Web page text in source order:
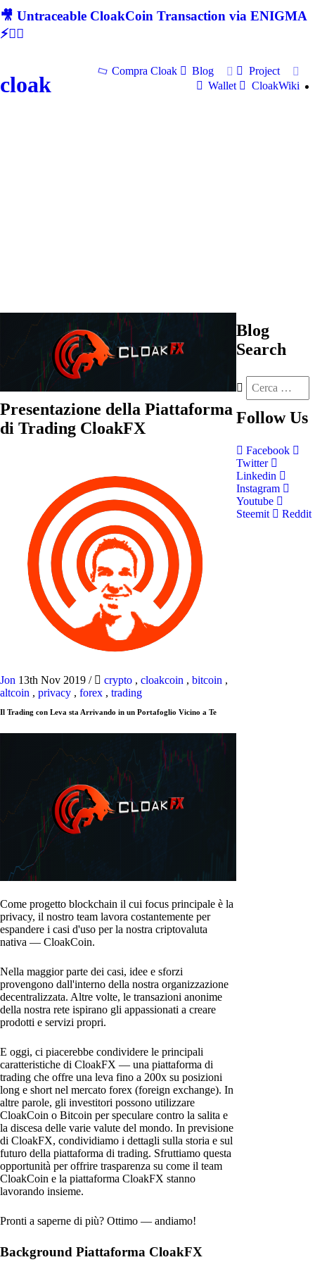
🎥 Untraceable CloakCoin Transaction via ENIGMA
⚡🕵‍♂
cloak
Compra Cloak Blog
Project
Wallet
CloakWiki
Presentazione della Piattaforma
di Trading CloakFX
Jon 13th Nov 2019 / crypto , cloakcoin , bitcoin ,
altcoin , privacy , forex , trading
Il Trading con Leva sta Arrivando in un Portafoglio Vicino a Te
Come progetto blockchain il cui focus principale è la
privacy, il nostro team lavora costantemente per
espandere i casi d'uso per la nostra criptovaluta
nativa — CloakCoin.
Nella maggior parte dei casi, idee e sforzi
provengono dall'interno della nostra organizzazione
decentralizzata. Altre volte, le transazioni anonime
della nostra rete ispirano gli appassionati a creare
prodotti e servizi propri.
E oggi, ci piacerebbe condividere le principali
caratteristiche di CloakFX — una piattaforma di
trading che offre una leva fino a 200x su posizioni
long e short nel mercato forex (foreign exchange). In
altre parole, gli investitori possono utilizzare
CloakCoin o Bitcoin per speculare contro la salita e
la discesa delle varie valute del mondo. In previsione
di CloakFX, condividiamo i dettagli sulla storia e sul
futuro della piattaforma di trading. Sfruttiamo questa
opportunità per offrire trasparenza su come il team
CloakCoin e la piattaforma CloakFX stanno
lavorando insieme.
Pronti a saperne di più? Ottimo — andiamo!
Background Piattaforma CloakFX
Blog
Search
Follow Us
Facebook
Twitter
Linkedin
Instagram
Youtube
Steemit
Reddit